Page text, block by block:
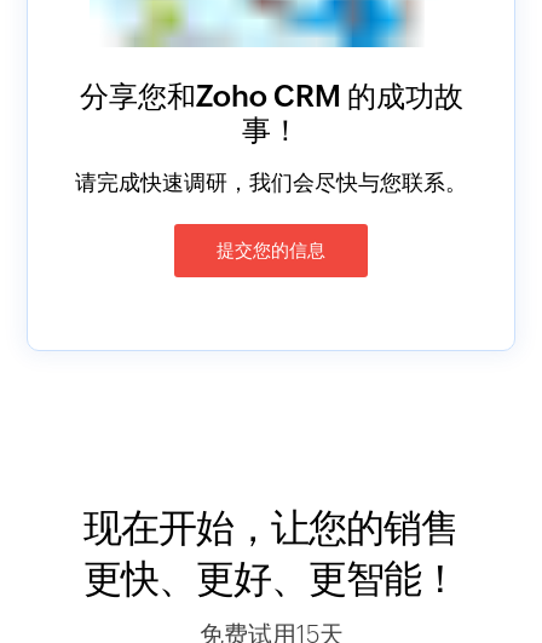
分享您和Zoho CRM 的成功故
事！
请完成快速调研，我们会尽快与您联系。
提交您的信息
现在开始，让您的销售
更快、更好、更智能！
免费试用15天